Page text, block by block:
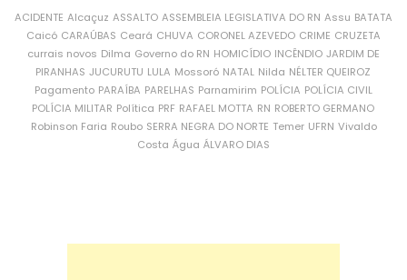
ACIDENTE Alcaçuz ASSALTO ASSEMBLEIA LEGISLATIVA DO RN Assu BATATA
Caicó CARAÚBAS Ceará CHUVA CORONEL AZEVEDO CRIME CRUZETA
currais novos Dilma Governo do RN HOMICÍDIO INCÊNDIO JARDIM DE
PIRANHAS JUCURUTU LULA Mossoró NATAL Nilda NÉLTER QUEIROZ
Pagamento PARAÍBA PARELHAS Parnamirim POLÍCIA POLÍCIA CIVIL
POLÍCIA MILITAR Política PRF RAFAEL MOTTA RN ROBERTO GERMANO
Robinson Faria Roubo SERRA NEGRA DO NORTE Temer UFRN Vivaldo
Costa Água ÁLVARO DIAS